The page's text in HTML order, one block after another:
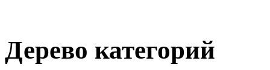
Дерево категорий